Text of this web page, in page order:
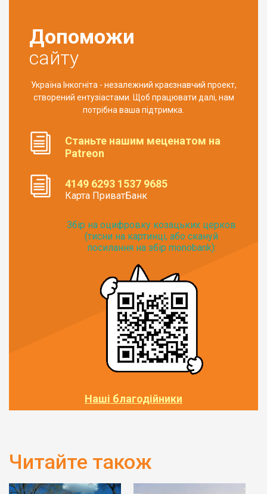
Допоможи
сайту
Україна Інкогніта - незалежний краєзнавчий проект,
створений ентузіастами. Щоб працювати далі, нам
потрібна ваша підтримка.
Станьте нашим меценатом на
Patreon
4149 6293 1537 9685
Карта ПриватБанк
Збір на оцифровку козацьких церков
(тисни на картинці, або скануй
посилання на збір monobank):
Наші благодійники
Читайте також